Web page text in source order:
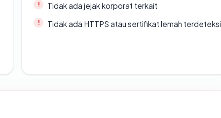
Tidak ada jejak korporat terkait
Tidak ada HTTPS atau sertifikat lemah terdeteksi